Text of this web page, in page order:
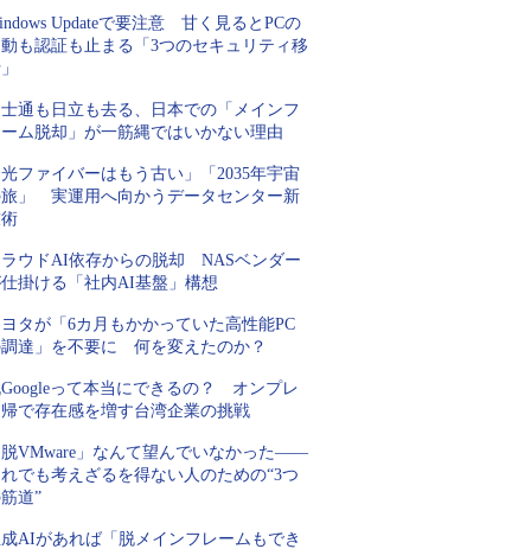
Updateで要注意 甘く見るとPCの
も認証も止まる「3つのセキュリティ移
通も日立も去る、日本での「メインフ
ム脱却」が一筋縄ではいかない理由
ファイバーはもう古い」「2035年宇宙
」 実運用へ向かうデータセンター新
ウドAI依存からの脱却 NASベンダー
掛ける「社内AI基盤」構想
タが「6カ月もかかっていた高性能PC
達」を不要に 何を変えたのか？
って本当にできるの？ オンプレ
で存在感を増す台湾企業の挑戦
VMware」なんて望んでいなかった――
でも考えざるを得ない人のための“3つ
道”
AIがあれば「脱メインフレームもでき